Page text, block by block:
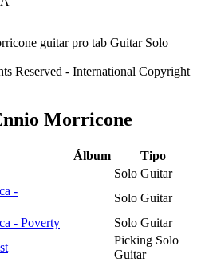
Reserved - International Copyright
Morricone
Álbum
Tipo
Solo Guitar
-
Solo Guitar
- Poverty
Solo Guitar
Picking Solo
Guitar